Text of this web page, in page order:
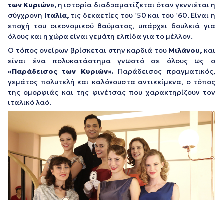
των Κυριών», η ιστορία διαδραματίζεται όταν γεννιέται η
σύγχρονη Ιταλία,τις δεκαετίες του ’50 και του ’60. Είναι η
εποχή του οικονομικού θαύματος, υπάρχει δουλειά για
όλους και η χώρα είναι γεμάτη ελπίδα για το μέλλον.
O τόπος ονείρων βρίσκεται στην καρδιά του Μιλάνου, και
είναι ένα πολυκατάστημα γνωστό σε όλους ως ο
«Παράδεισος των Κυριών».Παράδεισος πραγματικός,
γεμάτος πολυτελή και καλόγουστα αντικείμενα, ο τόπος
της ομορφιάς και της φινέτσας που χαρακτηρίζουν τον
ιταλικό λαό.